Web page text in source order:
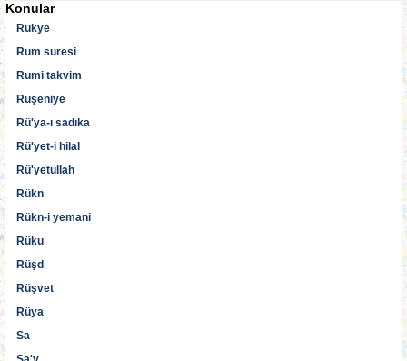
Konular
Rukye
Rum suresi
Rumi takvim
Ruşeniye
Rü'ya-ı sadıka
Rü'yet-i hilal
Rü'yetullah
Rükn
Rükn-i yemani
Rüku
Rüşd
Rüşvet
Rüya
Sa